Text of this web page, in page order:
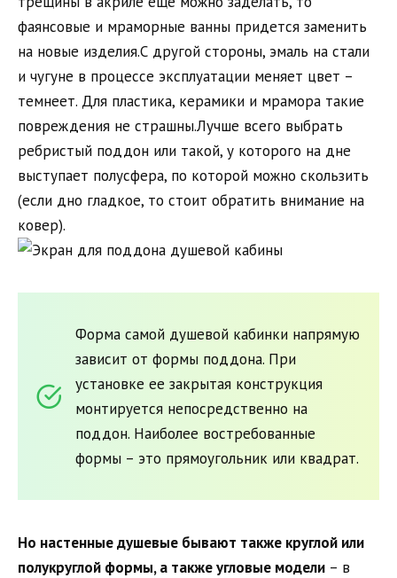
фаянсовые и мраморные ванны придется заменить
на новые изделия.С другой стороны, эмаль на стали
и чугуне в процессе эксплуатации меняет цвет –
темнеет. Для пластика, керамики и мрамора такие
повреждения не страшны.Лучше всего выбрать
ребристый поддон или такой, у которого на дне
выступает полусфера, по которой можно скользить
(если дно гладкое, то стоит обратить внимание на
ковер).
Форма самой душевой кабинки напрямую
зависит от формы поддона. При
установке ее закрытая конструкция
монтируется непосредственно на
поддон. Наиболее востребованные
формы – это прямоугольник или квадрат.
Но настенные душевые бывают также круглой или
полукруглой формы, а также угловые модели – в